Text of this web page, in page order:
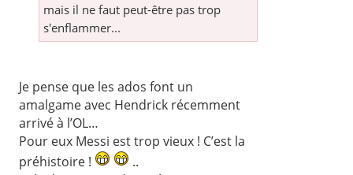
mais il ne faut peut-être pas trop
s'enflammer...
Je pense que les ados font un
amalgame avec Hendrick récemment
arrivé à l’OL…
Pour eux Messi est trop vieux ! C’est la
préhistoire !
..